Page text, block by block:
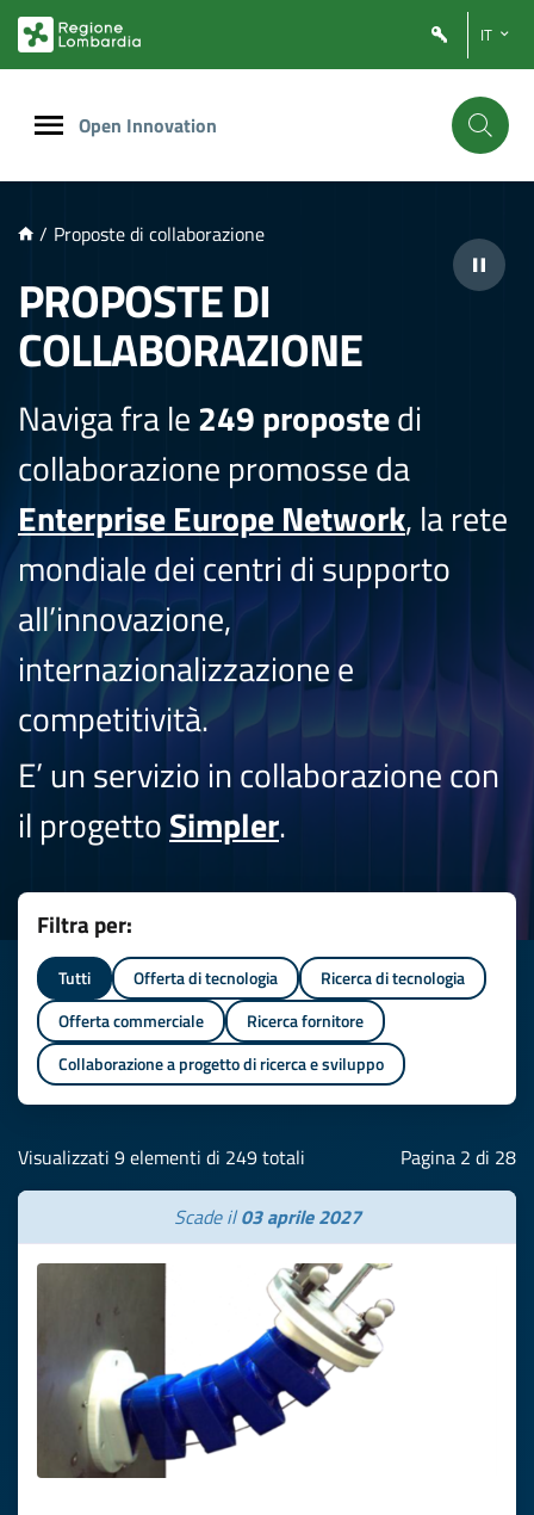
PRINCIPALE
IT
Open Innovation
/ Proposte di collaborazione
PROPOSTE DI
COLLABORAZIONE
Naviga fra le249 propostedi
collaborazione promosse da
Enterprise Europe Network, la rete
mondiale dei centri di supporto
all’innovazione,
internazionalizzazione e
competitività.
E’ un servizio in collaborazione con
il progettoSimpler.
Filtra per:
Tutti Offerta di tecnologia
Ricerca di tecnologia
Offerta commerciale
Ricerca fornitore
Collaborazione a progetto di ricerca e sviluppo
Visualizzati 9 elementi di 249 totali Pagina 2 di 28
Scade il03 aprile 2027